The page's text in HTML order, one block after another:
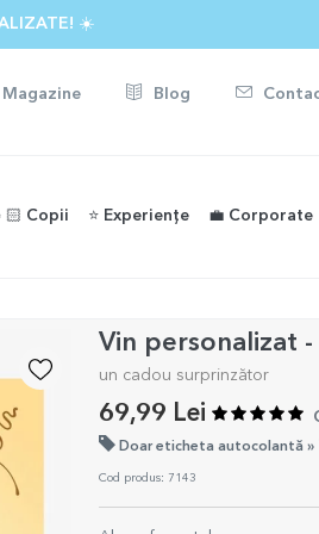
PERSONALIZATE ☀️
Magazine Blog
Copii ⭐️ Experiențe 💼 Corporate
Vin personalizat
un cadou surprinzător
69,99 Lei
Doar eticheta autocolantă »
Cod produs: 7143